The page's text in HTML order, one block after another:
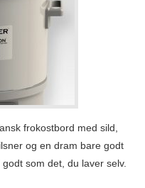
frokostbord med sild,
og en dram bare godt
som det, du laver selv.